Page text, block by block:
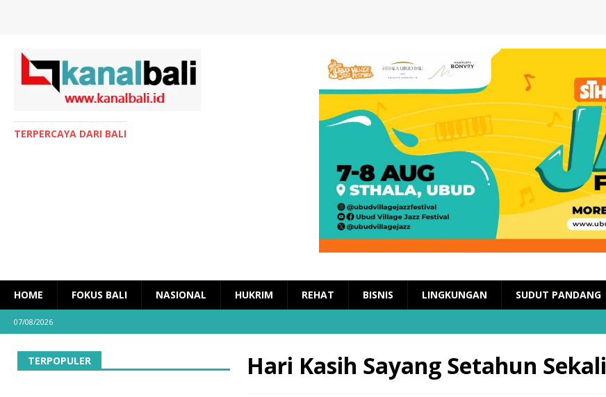
TERPERCAYA DARI BALI
HOME FOKUS BALI NASIONAL HUKRIM REHAT BISNIS LINGKUNGAN SUDUT PANDANG
07/08/2026
Hari Kasih Sayang Setahun Sekali
TERPOPULER